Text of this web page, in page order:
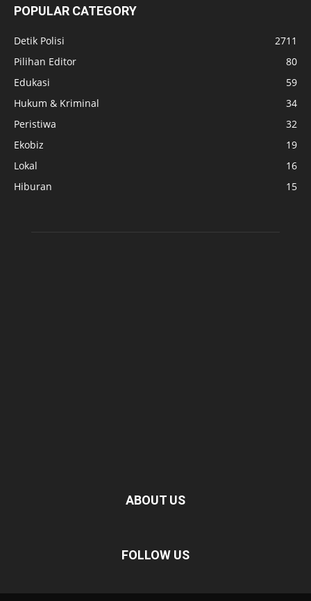
POPULAR CATEGORY
Detik Polisi
2711
Pilihan Editor
80
Edukasi
59
Hukum & Kriminal
34
Peristiwa
32
Ekobiz
19
Lokal
16
Hiburan
15
ABOUT US
FOLLOW US